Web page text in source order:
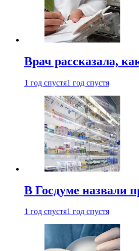
Врач рассказала,
1 год спустя1 год спустя
В Госдуме назвали
1 год спустя1 год спустя